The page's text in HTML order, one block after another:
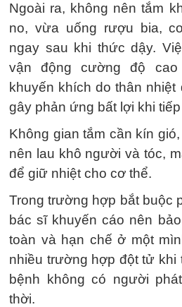
Ngoài ra, không nên tắm
no, vừa uống rượu bia,
ngay sau khi thức dậy.
vận động cường độ
khuyến khích do thân
gây phản ứng bất lợi khi
Không gian tắm cần kín
nên lau khô người và tóc,
để giữ nhiệt cho cơ thể.
Trong trường hợp bắt buộc
bác sĩ khuyến cáo nên
toàn và hạn chế ở một
nhiều trường hợp đột tử khi
bệnh không có người
thời.